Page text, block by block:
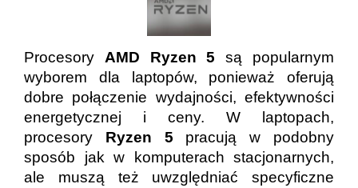
Procesory AMD Ryzen 5 są popularnym
wyborem dla laptopów, ponieważ oferują
dobre połączenie wydajności, efektywności
energetycznej i ceny. W laptopach,
procesory Ryzen 5 pracują w podobny
sposób jak w komputerach stacjonarnych,
ale muszą też uwzględniać specyficzne